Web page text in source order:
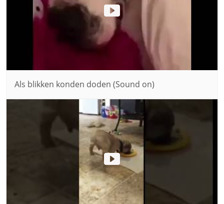
Als blikken konden doden (Sound on)